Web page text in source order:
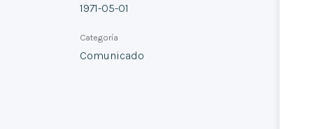
1971-05-01
Categoría
Comunicado